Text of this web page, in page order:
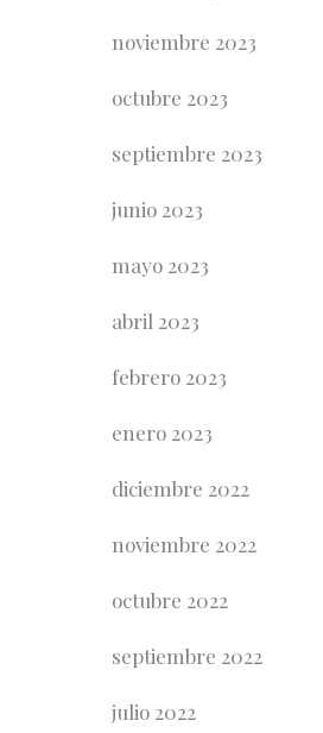
noviembre 2023
octubre 2023
septiembre 2023
junio 2023
mayo 2023
abril 2023
febrero 2023
enero 2023
diciembre 2022
noviembre 2022
octubre 2022
septiembre 2022
julio 2022